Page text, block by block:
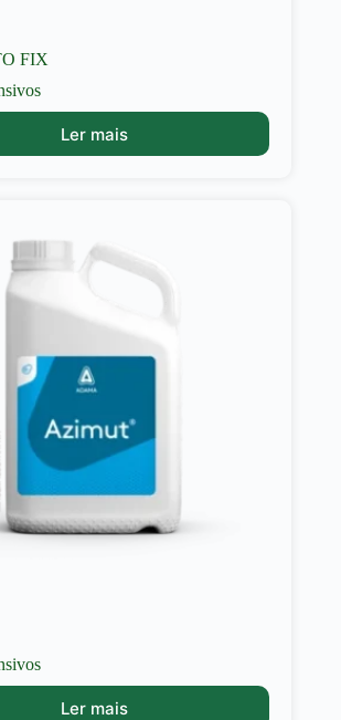
FIX
Ler mais
Ler mais